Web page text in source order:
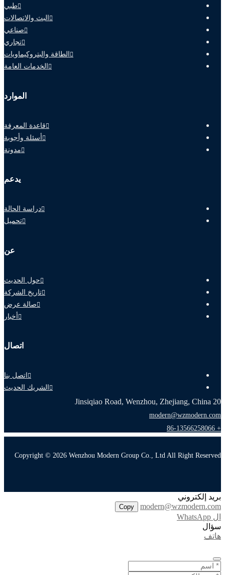
طبي
البث والاتصالات
صناعي
تجاري
الطاقة والبتروكيماويات
الخدمات العامة
الموارد
قاعدة المعرفة
أسئلة وأجوبة
مدونة
يدعم
دراسة الحالة
تحميل
عن
حول الحديث
تاريخ الشركة
صالة عرض
أخبار
اتصال
اتصل بنا
الشريك الحديث
20 Jinsiqiao Road, Wenzhou, Zhejiang, China
modern@wzmodern.com
+ 86-13566258066
Copyright © 2026 Wenzhou Modern Group Co., Ltd All Right Reserved
بريد إلكتروني
modern@wzmodern.com
Copy
ال WhatsApp
سؤال
هاتف